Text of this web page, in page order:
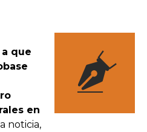
que
en
noticia,